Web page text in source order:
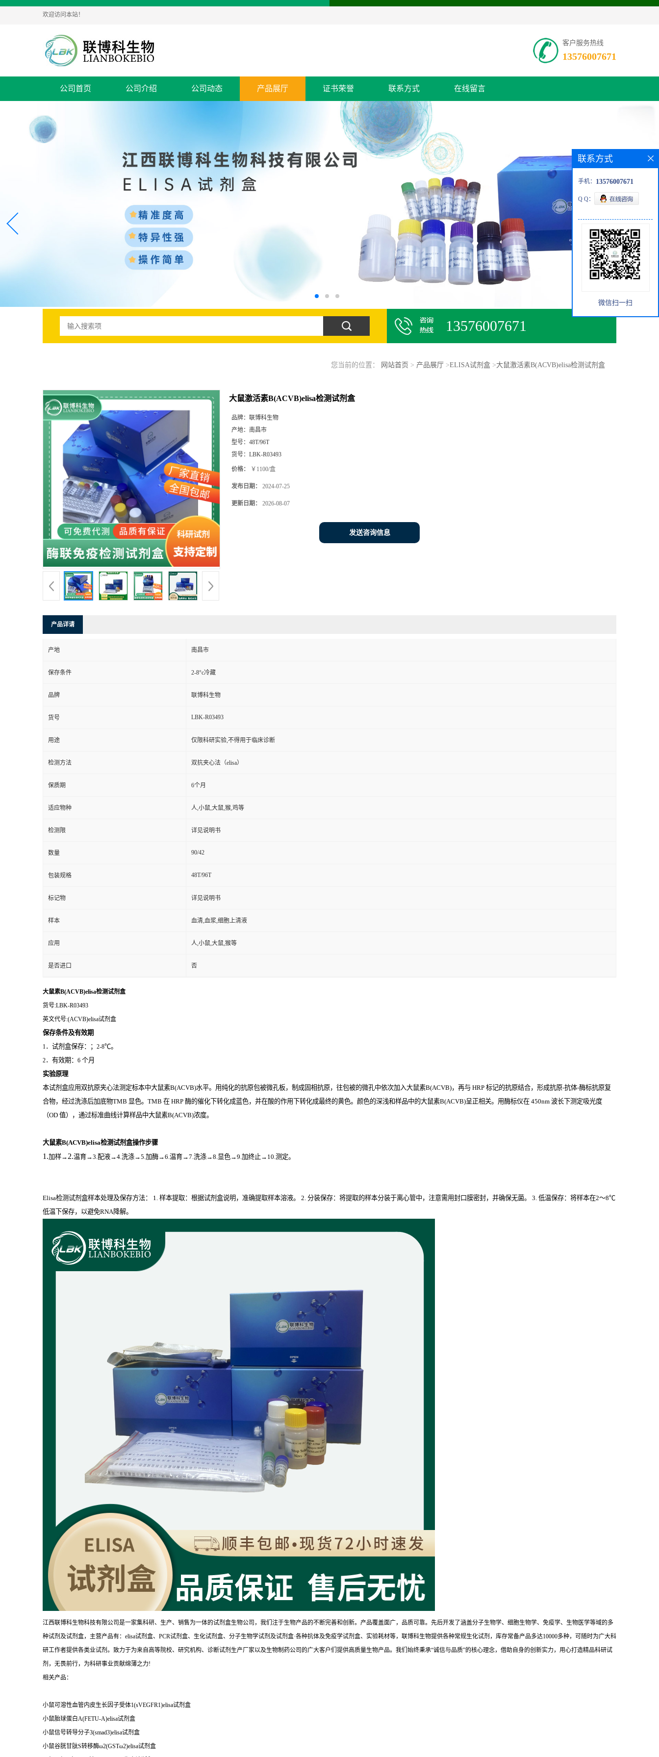
欢迎访问本站！
客户服务热线
13576007671
公司首页 公司介绍 公司动态 产品展厅 证书荣誉 联系方式 在线留言
13576007671
您当前的位置： 网站首页 > 产品展厅 >ELISA试剂盒>大鼠激活素B(ACVB)elisa检测试剂盒
大鼠激活素B(ACVB)elisa检测试剂盒
品牌： 联博科生物
产地： 南昌市
型号： 48T/96T
货号： LBK-R03493
价格： ￥1100/盒
发布日期： 2024-07-25
更新日期： 2026-08-07
发送咨询信息
产品详请
产地 南昌市
保存条件 2-8°c冷藏
品牌 联博科生物
货号 LBK-R03493
用途 仅限科研实验,不得用于临床诊断
检测方法 双抗夹心法（elisa）
保质期 6个月
适应物种 人,小鼠,大鼠,猴,鸡等
检测限 详见说明书
数量 90/42
包装规格 48T/96T
标记物 详见说明书
样本 血清,血浆,细胞上清液
应用 人,小鼠,大鼠,猴等
是否进口 否
大鼠素B(ACVB)elisa检测试剂盒
货号:LBK-R03493
英文代号:(ACVB)elisa试剂盒
保存条件及有效期
1．试剂盒保存：； 2-8℃。
2．有效期： 6 个月
实验原理
本试剂盒应用双抗原夹心法测定标本中大鼠素B(ACVB)水平。用纯化的抗原包被微孔板，制成固相抗原，往包被的微孔中依次加入大鼠素B(ACVB)，再与 HRP 标记的抗原结合，形成抗原-抗体-酶标抗原复
合物，经过洗涤后加底物TMB 显色。 TMB 在 HRP 酶的催化下转化成蓝色，并在酸的作用下转化成最终的黄色。颜色的深浅和样品中的大鼠素B(ACVB)呈正相关。用酶标仪在 450nm 波长下测定吸光度
（OD 值），通过标准曲线计算样品中大鼠素B(ACVB)浓度。
大鼠素B(ACVB)elisa检测试剂盒操作步骤
1.加样→ 2.温育→3.配液→4.洗涤→5.加酶→6.温育→7.洗涤→8.显色→9.加终止→10.测定。
Elisa检测试剂盒样本处理及保存方法： 1. 样本提取：根据试剂盒说明，准确提取样本溶液。 2. 分装保存：将提取的样本分装于离心管中，注意需用封口膜密封，并确保无菌。 3. 低温保存：将样本在2～8℃
低温下保存，以避免RNA降解。
江西联博科生物科技有限公司是一家集科研、生产、销售为一体的试剂盒生物公司，我们注于生物产品的不断完善和创新。产品覆盖面广，品质可靠。先后开发了涵盖分子生物学、细胞生物学、免疫学、生物医学等域的多
种试剂及试剂盒，主营产品有：elisa试剂盒、PCR试剂盒、生化试剂盒、分子生物学试剂及试剂盒·各种抗体及免疫学试剂盒、实验耗材等，联博科生物提供各种常规生化试剂，库存常备产品多达10000多种，可随时为广大科
研工作者提供各类业试剂。致力于为来自高等院校、研究机构、诊断试剂生产厂家以及生物制药公司的广大客户们提供高质量生物产品。我们始终秉承“诚信与品质”的核心理念，借助自身的创新实力，用心打造精品科研试
剂，无畏前行，为科研事业贡献绵薄之力!
相关产品：
小鼠可溶性血管内皮生长因子受体1(sVEGFR1)elisa试剂盒
小鼠胎球蛋白A(FETU-A)elisa试剂盒
小鼠信号转导分子3(smad3)elisa试剂盒
小鼠谷胱甘肽S转移酶ω2(GSTω2)elisa试剂盒
联系方式
手机： 13576007671
Q Q：
微信扫一扫